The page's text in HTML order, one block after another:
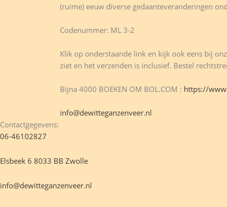
(ruime) eeuw diverse gedaanteveranderingen
Codenummer: ML 3-2
Klik op onderstaande link en kijk ook eens bij
ziet en het verzenden is inclusief. Bestel
Bijna 4000 BOEKEN OM BOL.COM : https://
info@dewitteganzenveer.nl
Contactgegevens:
06-46102827
Elsbeek 6 8033 BB Zwolle
info@dewitteganzenveer.nl